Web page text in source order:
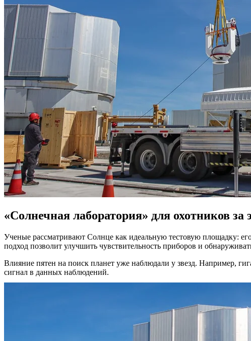
«Солнечная лаборатория» для охотников за
Ученые рассматривают Солнце как идеальную тестовую площадку:
подход позволит улучшить чувствительность приборов и
Влияние пятен на поиск планет уже наблюдали у звезд. Например,
сигнал в данных наблюдений.